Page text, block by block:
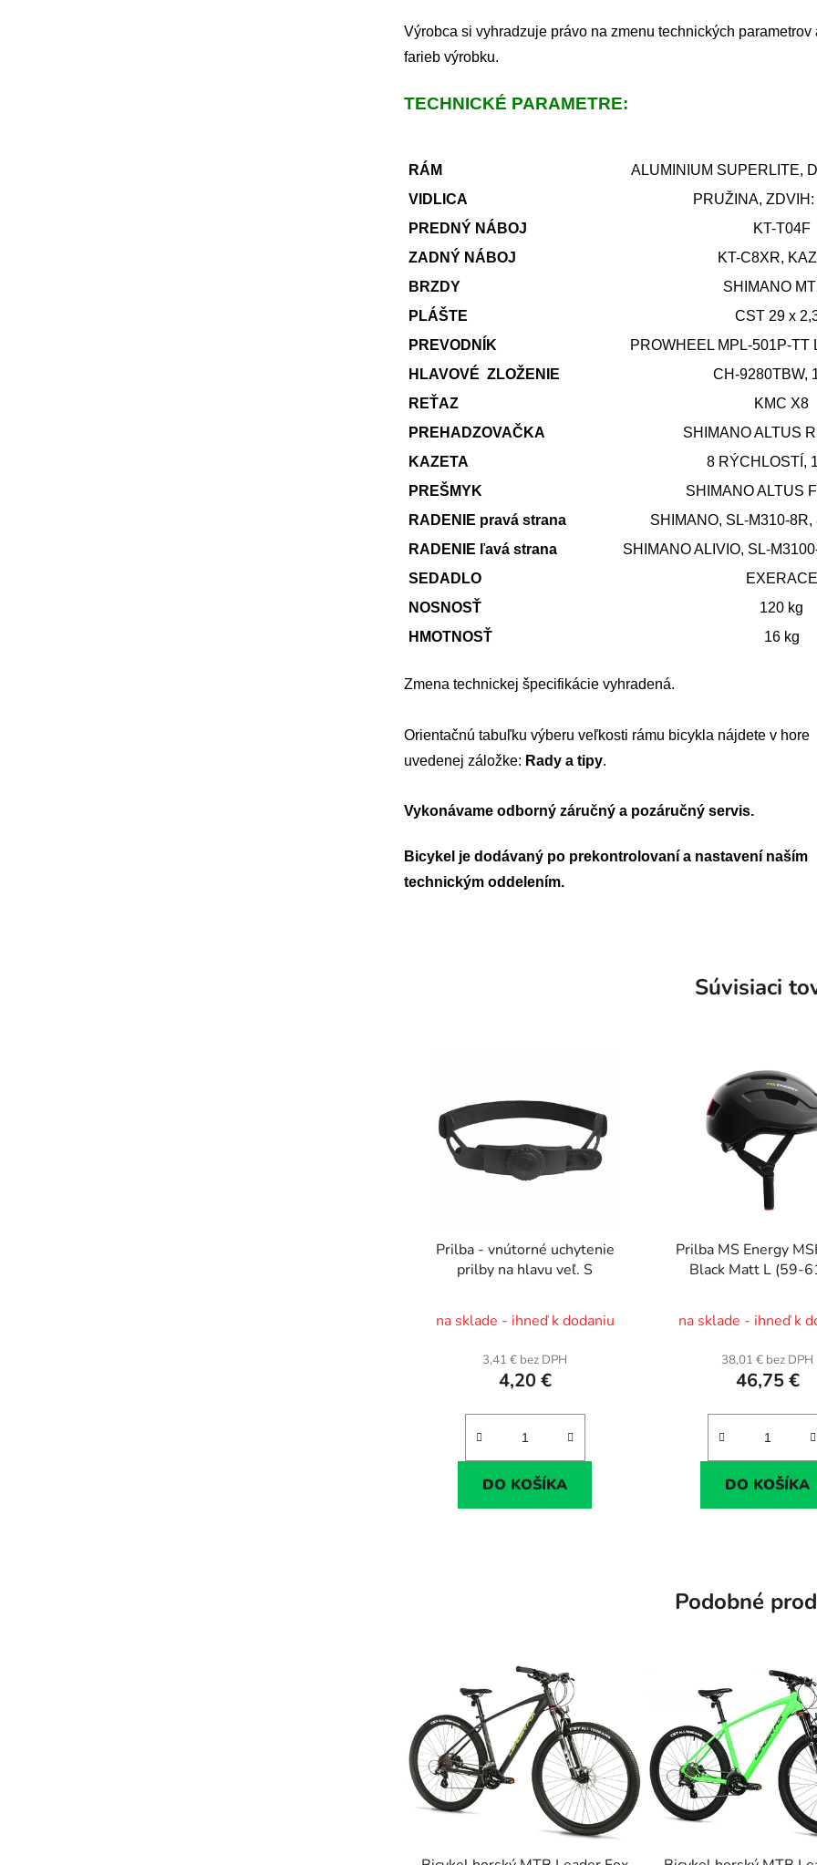
Výrobca si vyhradzuje právo na zmenu technických parametrov
farieb výrobku.
TECHNICKÉ PARAMETRE:
RÁM
ALUMINIUM SUPERLITE,
VIDLICA
PRUŽINA,
PREDNÝ NÁBOJ
KT-T04F
ZADNÝ NÁBOJ
KT-C8XR,
BRZDY
SHIMANO
PLÁŠTE
CST 29 x
PREVODNÍK
PROWHEEL MPL-501P-TT
HLAVOVÉ ZLOŽENIE
CH-9280TBW,
REŤAZ
KMC X8
PREHADZOVAČKA
SHIMANO ALTUS
KAZETA
8 RÝCHLOSTÍ,
PREŠMYK
SHIMANO ALTUS
RADENIE pravá strana
SHIMANO, SL-M310-
RADENIE ľavá strana
SHIMANO ALIVIO, SL-
SEDADLO
EXERACE
NOSNOSŤ
120 kg
HMOTNOSŤ
16 kg
Zmena technickej špecifikácie vyhradená.
Orientačnú tabuľku výberu veľkosti rámu bicykla nájdete v hore
uvedenej záložke: Rady a tipy.
Vykonávame odborný záručný a pozáručný servis.
Bicykel je dodávaný po prekontrolovaní a nastavení naším
technickým oddelením.
Súvisiaci
Prilba - vnútorné uchytenie
prilby na hlavu veľ. S
na sklade - ihneď k dodaniu
3,41 € bez DPH
4,20 €
DO KOŠÍKA
Prilba MS Energy
Black Matt L (59-
na sklade - ihneď k
38,01 € bez DPH
46,75 €
DO KOŠÍKA
Podobné